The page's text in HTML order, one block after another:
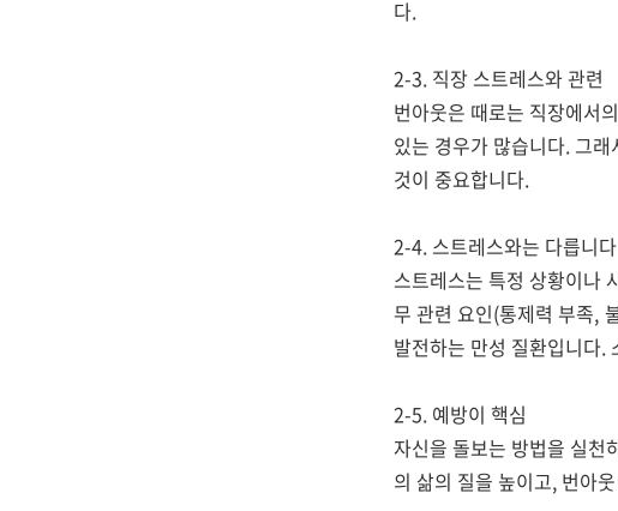
다.
2-3. 직장 스트레스와 관련
번아웃은 때로는 직장에서
있는 경우가 많습니다. 그
것이 중요합니다.
2-4. 스트레스와는 다릅니다
스트레스는 특정 상황이나
무 관련 요인(통제력 부족,
발전하는 만성 질환입니다.
2-5. 예방이 핵심
자신을 돌보는 방법을 실천
의 삶의 질을 높이고, 번아